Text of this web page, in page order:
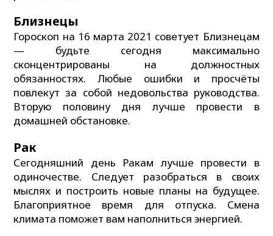
Близнецы
Гороскоп на 16 марта 2021 советует Близнецам
— будьте сегодня максимально
сконцентрированы на должностных
обязанностях. Любые ошибки и просчёты
повлекут за собой недовольства руководства.
Вторую половину дня лучше провести в
домашней обстановке.
Рак
Сегодняшний день Ракам лучше провести в
одиночестве. Следует разобраться в своих
мыслях и построить новые планы на будущее.
Благоприятное время для отпуска. Смена
климата поможет вам наполниться энергией.